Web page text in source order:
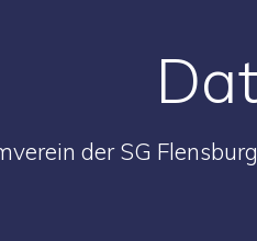
der SG